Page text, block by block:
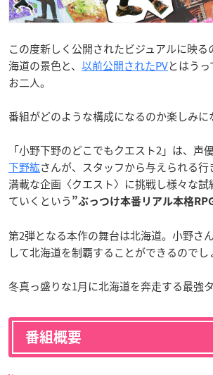
この度新しく公開されたビジュアルに映
海道の景色と、 以前公開されたPVとはう
お二人。
番組がどのような構成になるのか楽しみに
「小野下野のどこでもクエスト2」は、声
下野紘さんが、スタッフから与えられる
満載な企画〈クエスト〉に挑戦し様々な
ていくという ”ぶっつけ本番リアル本格
第2弾となる本作の舞台は北海道。小野さ
して北海道を制覇することができるのでし
冬真っ盛りな1月に北海道を奔走する最強
番組概要